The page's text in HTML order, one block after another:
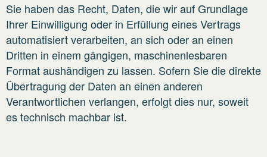
Sie haben das Recht, Daten, die wir auf Grundlage
Ihrer Einwilligung oder in Erfüllung eines Vertrags
automatisiert verarbeiten, an sich oder an einen
Dritten in einem gängigen, maschinenlesbaren
Format aushändigen zu lassen. Sofern Sie die direkte
Übertragung der Daten an einen anderen
Verantwortlichen verlangen, erfolgt dies nur, soweit
es technisch machbar ist.